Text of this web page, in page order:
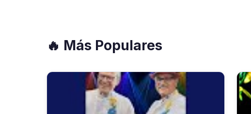
🔥 Más Populares